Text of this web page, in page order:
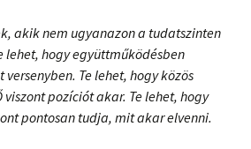
akik nem ugyanazon a tudatszinten
lehet, hogy együttműködésben
Te lehet, hogy közös
pozíciót akar. Te lehet, hogy
pontosan tudja, mit akar elvenni.